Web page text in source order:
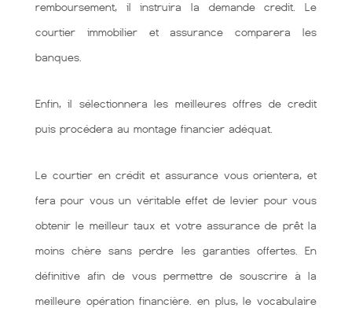
remboursement, il instruira la demande credit. Le
courtier immobilier et assurance comparera les
banques.
Enfin, il sélectionnera les meilleures offres de credit
puis procédera au montage financier adéquat.
Le courtier en crédit et assurance vous orientera, et
fera pour vous un véritable effet de levier pour vous
obtenir le meilleur taux et votre assurance de prêt la
moins chère sans perdre les garanties offertes. En
définitive afin de vous permettre de souscrire à la
meilleure opération financière. en plus, le vocabulaire